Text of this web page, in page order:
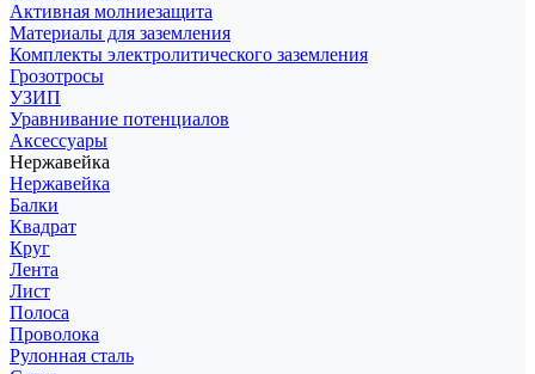
Активная молниезащита
Материалы для заземления
Комплекты электролитического заземления
Грозотросы
УЗИП
Уравнивание потенциалов
Аксессуары
Нержавейка
Нержавейка
Балки
Квадрат
Круг
Лента
Лист
Полоса
Проволока
Рулонная сталь